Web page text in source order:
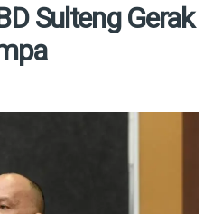
Sulteng Gerak